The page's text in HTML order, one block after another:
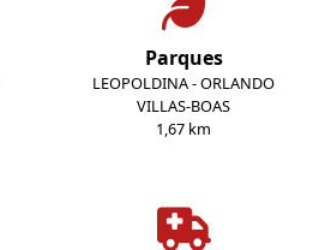
Parques
LEOPOLDINA - ORLANDO
VILLAS-BOAS
1,67 km